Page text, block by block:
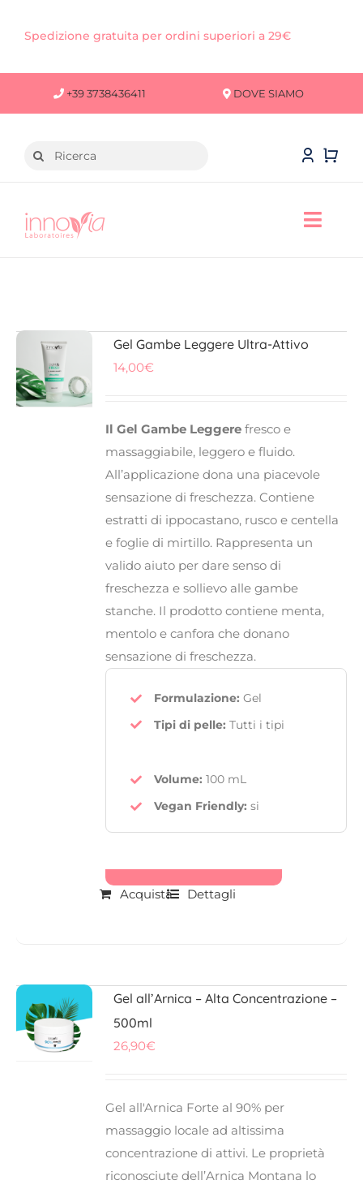
Spedizione gratuita per ordini superiori a 29€
+39 3738436411 DOVE SIAMO
Cerca
CAPELLI
FITOTERAPICI
Gel Gambe Leggere Ultra-Attivo
14,00€
Il Gel Gambe Leggere fresco e
massaggiabile, leggero e fluido.
All’applicazione dona una piacevole
sensazione di freschezza. Contiene
estratti di ippocastano, rusco e centella
e foglie di mirtillo. Rappresenta un
valido aiuto per dare senso di
freschezza e sollievo alle gambe
stanche. Il prodotto contiene menta,
mentolo e canfora che donano
sensazione di freschezza.
Formulazione: Gel
Tipi di pelle: Tutti i tipi
Volume: 100 mL
Vegan Friendly: si
Acquista Dettagli
Gel all’Arnica – Alta Concentrazione –
500ml
26,90€
Gel all'Arnica Forte al90% per
massaggio locale ad altissima
concentrazione di attivi. Le proprietà
riconosciute dell’Arnica Montana lo